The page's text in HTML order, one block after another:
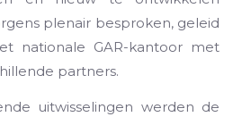
plenair besproken, geleid
nationale GAR-kantoor met
partners.
uitwisselingen werden de